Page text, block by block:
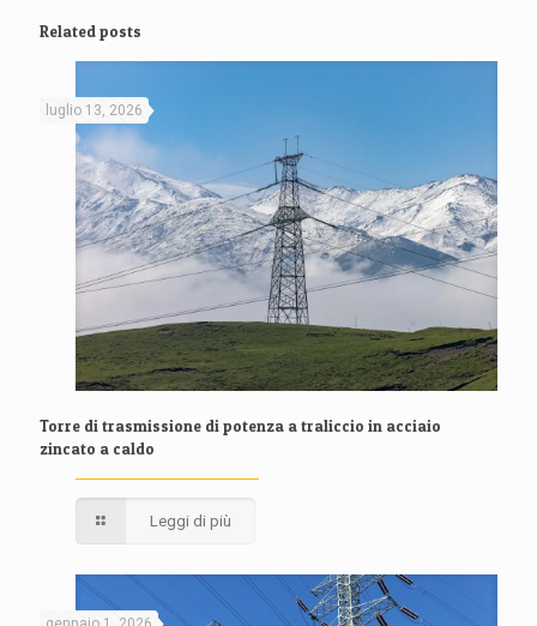
Related posts
luglio 13, 2026
Torre di trasmissione di potenza a traliccio in acciaio
zincato a caldo
Leggi di più